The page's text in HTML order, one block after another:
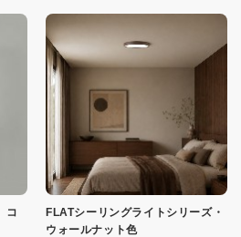
コ
FLATシーリングライトシリーズ・
ウォールナット色